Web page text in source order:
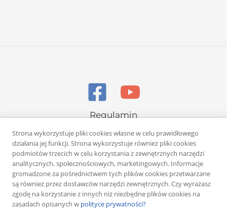
Regulamin
Polityka prywatności
Copyright © 2026 Rafał Żuber
Strona wykorzystuje pliki cookies własne w celu prawidłowego
działania jej funkcji. Strona wykorzystuje również pliki cookies
podmiotów trzecich w celu korzystania z zewnętrznych narzędzi
analitycznych, społecznościowych, marketingowych. Informacje
gromadzone za pośrednictwem tych plików cookies przetwarzane
są również przez dostawców narzędzi zewnętrznych. Czy wyrażasz
zgodę na korzystanie z innych niż niezbędne plików cookies na
zasadach opisanych w polityce prywatności?